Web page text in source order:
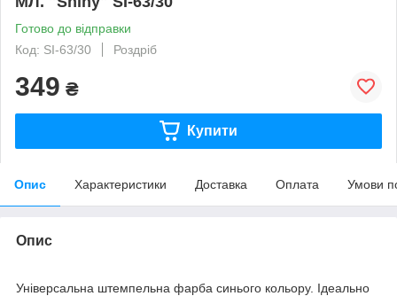
Готово до відправки
Код: SI-63/30
Роздріб
349 ₴
Купити
Опис Характеристики Доставка Оплата Умови
Опис
Універсальна штемпельна фарба синього кольору. Ідеально